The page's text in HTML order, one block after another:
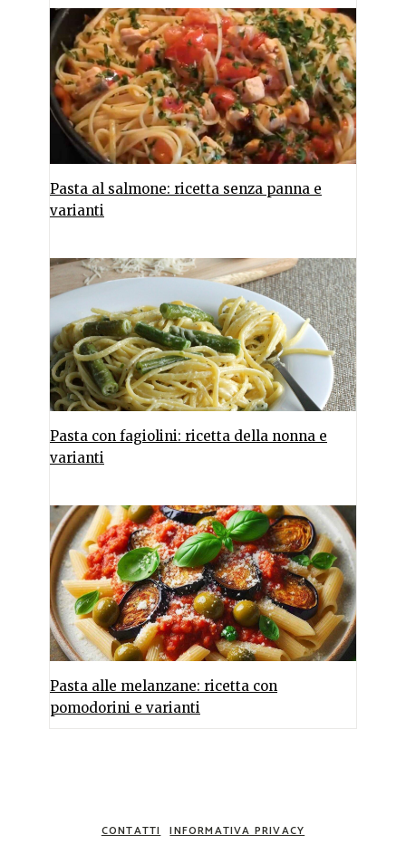
Pasta al salmone: ricetta senza panna e
varianti
Pasta con fagiolini: ricetta della nonna e
varianti
Pasta alle melanzane: ricetta con
pomodorini e varianti
CONTATTI INFORMATIVA PRIVACY